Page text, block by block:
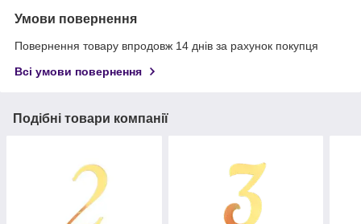
Умови повернення
Повернення товару впродовж 14 днів за рахунок покупця
Всі умови повернення
Подібні товари компанії